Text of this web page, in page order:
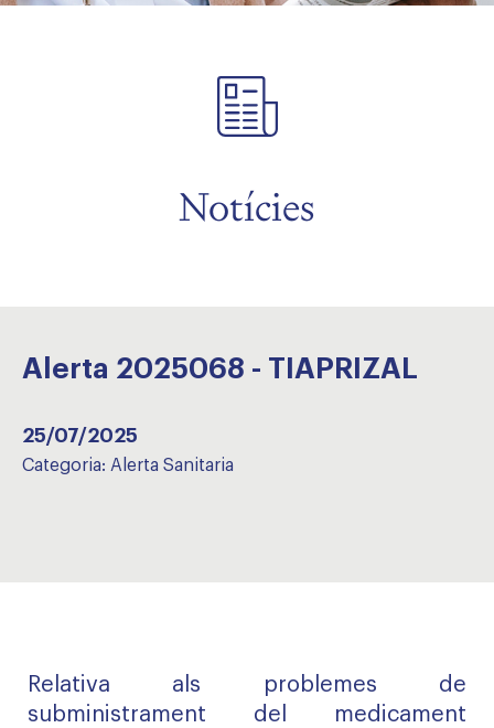
Notícies
Alerta 2025068 - TIAPRIZAL
25/07/2025
Categoria: Alerta Sanitaria
Relativa als problemes de
subministrament del medicament